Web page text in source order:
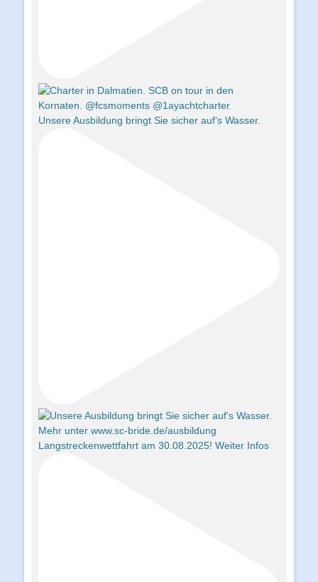
Unsere Ausbildung bringt Sie sicher auf‘s Wasser.
Langstreckenwettfahrt am 30.08.2025! Weiter Infos